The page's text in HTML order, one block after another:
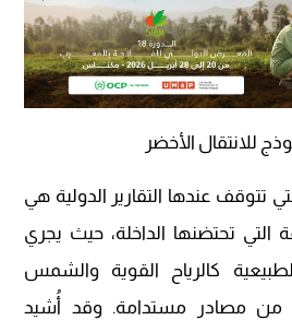
تتوقف عندها التقارير الدولية هي
التي تحتضنها الداخلة، حيث يجري
كالرياح القوية والشمس
من مصادر مستدامة. وقد أُشيد